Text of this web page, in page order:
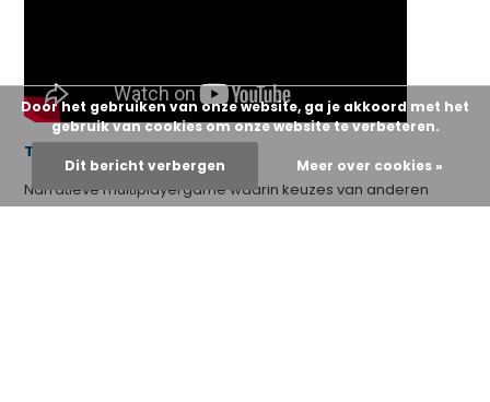
Tides of Tomorrow
Narratieve multiplayergame waarin keuzes van anderen
Door het gebruiken van onze website, ga je akkoord met het
gebruik van cookies om onze website te verbeteren.
Dit bericht verbergen Meer over cookies »